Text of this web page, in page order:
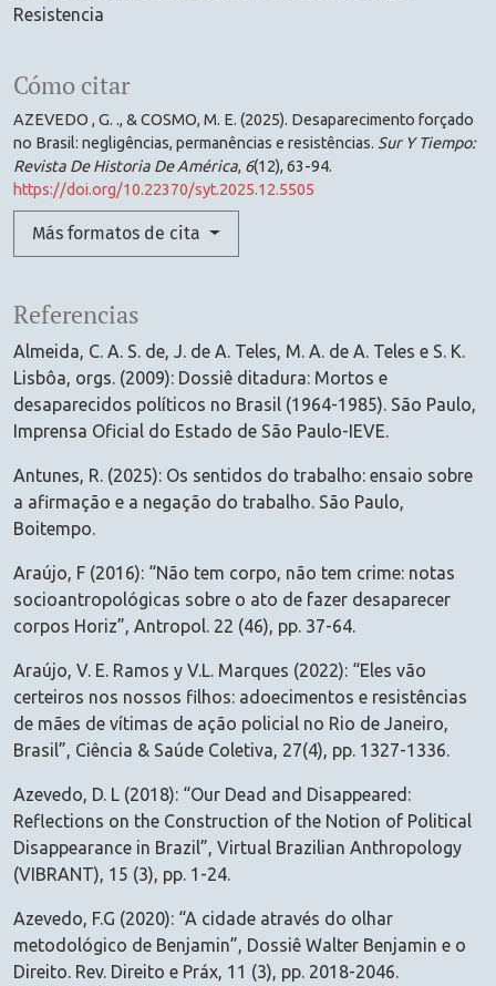
Resistencia
Cómo citar
AZEVEDO , G. ., & COSMO, M. E. (2025). Desaparecimento forçado
no Brasil: negligências, permanências e resistências. Sur Y Tiempo:
Revista De Historia De América, 6(12), 63-94.
https://doi.org/10.22370/syt.2025.12.5505
Más formatos de cita
Referencias
Almeida, C. A. S. de, J. de A. Teles, M. A. de A. Teles e S. K.
Lisbôa, orgs. (2009): Dossiê ditadura: Mortos e
desaparecidos políticos no Brasil (1964-1985). São Paulo,
Imprensa Oficial do Estado de São Paulo-IEVE.
Antunes, R. (2025): Os sentidos do trabalho: ensaio sobre
a afirmação e a negação do trabalho. São Paulo,
Boitempo.
Araújo, F (2016): “Não tem corpo, não tem crime: notas
socioantropológicas sobre o ato de fazer desaparecer
corpos Horiz”, Antropol. 22 (46), pp. 37-64.
Araújo, V. E. Ramos y V.L. Marques (2022): “Eles vão
certeiros nos nossos filhos: adoecimentos e resistências
de mães de vítimas de ação policial no Rio de Janeiro,
Brasil”, Ciência & Saúde Coletiva, 27(4), pp. 1327-1336.
Azevedo, D. L (2018): “Our Dead and Disappeared:
Reflections on the Construction of the Notion of Political
Disappearance in Brazil”, Virtual Brazilian Anthropology
(VIBRANT), 15 (3), pp. 1-24.
Azevedo, F.G (2020): “A cidade através do olhar
metodológico de Benjamin”, Dossiê Walter Benjamin e o
Direito. Rev. Direito e Práx, 11 (3), pp. 2018-2046.